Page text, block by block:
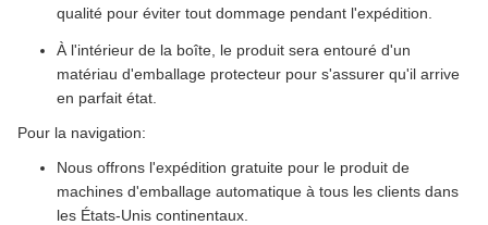
qualité pour éviter tout dommage pendant l'expédition.
À l'intérieur de la boîte, le produit sera entouré d'un
matériau d'emballage protecteur pour s'assurer qu'il arrive
en parfait état.
Pour la navigation:
Nous offrons l'expédition gratuite pour le produit de
machines d'emballage automatique à tous les clients dans
les États-Unis continentaux.